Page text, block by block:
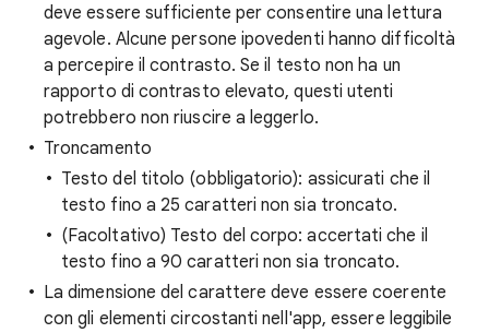
deve essere sufficiente per consentire una lettura
agevole. Alcune persone ipovedenti hanno difficoltà
a percepire il contrasto. Se il testo non ha un
rapporto di contrasto elevato, questi utenti
potrebbero non riuscire a leggerlo.
Troncamento
Testo del titolo (obbligatorio): assicurati che il
testo fino a 25 caratteri non sia troncato.
(Facoltativo) Testo del corpo: accertati che il
testo fino a 90 caratteri non sia troncato.
La dimensione del carattere deve essere coerente
con gli elementi circostanti nell'app, essere leggibile